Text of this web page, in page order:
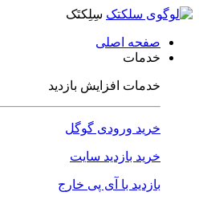
سِلِکتَک
صفحه اصلی
خدمات
خدمات افزایش بازدید
خرید ورودی گوگل
خرید بازدید سایت
بازدید با آی پی خارج